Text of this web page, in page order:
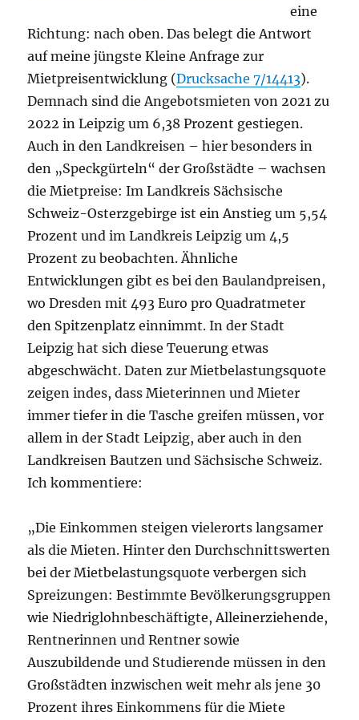
eine
Richtung: nach oben. Das belegt die Antwort
auf meine jüngste Kleine Anfrage zur
Mietpreisentwicklung (Drucksache 7/14413).
Demnach sind die Angebotsmieten von 2021 zu
2022 in Leipzig um 6,38 Prozent gestiegen.
Auch in den Landkreisen – hier besonders in
den „Speckgürteln“ der Großstädte – wachsen
die Mietpreise: Im Landkreis Sächsische
Schweiz-Osterzgebirge ist ein Anstieg um 5,54
Prozent und im Landkreis Leipzig um 4,5
Prozent zu beobachten. Ähnliche
Entwicklungen gibt es bei den Baulandpreisen,
wo Dresden mit 493 Euro pro Quadratmeter
den Spitzenplatz einnimmt. In der Stadt
Leipzig hat sich diese Teuerung etwas
abgeschwächt. Daten zur Mietbelastungsquote
zeigen indes, dass Mieterinnen und Mieter
immer tiefer in die Tasche greifen müssen, vor
allem in der Stadt Leipzig, aber auch in den
Landkreisen Bautzen und Sächsische Schweiz.
Ich kommentiere:
„Die Einkommen steigen vielerorts langsamer
als die Mieten. Hinter den Durchschnittswerten
bei der Mietbelastungsquote verbergen sich
Spreizungen: Bestimmte Bevölkerungsgruppen
wie Niedriglohnbeschäftigte, Alleinerziehende,
Rentnerinnen und Rentner sowie
Auszubildende und Studierende müssen in den
Großstädten inzwischen weit mehr als jene 30
Prozent ihres Einkommens für die Miete